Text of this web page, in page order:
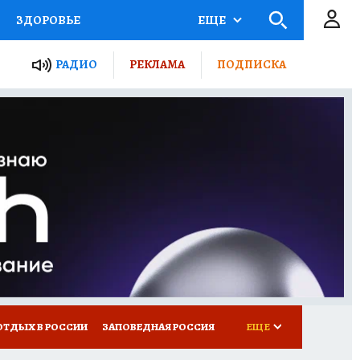
ЗДОРОВЬЕ
ПРОЕКТЫ РОССИИ
ПУТЕВОДИТЕЛЬ
ПОТРЕБИТЕЛЯ
ЕЩЕ
РАДИО РЕКЛАМА ПОДПИСКА
В РОССИИ ЗАПОВЕДНАЯ РОССИЯ ЕЩЕ